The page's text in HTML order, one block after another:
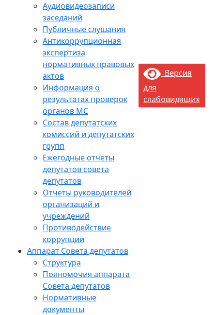
Аудиовидеозаписи
заседаний
Публичные слушания
Антикоррупционная
экспертиза
нормативных правовых
актов
Информация о
результатах проверок
органов МС
Состав депутатских
комиссий и депутатских
групп
Ежегодные отчеты
депутатов совета
депутатов
Отчеты руководителей
организаций и
учреждений
Противодействие
коррупции
Аппарат Совета депутатов
Структура
Полномочия аппарата
Совета депутатов
Нормативные
документы
Версия
для
слабовидящих